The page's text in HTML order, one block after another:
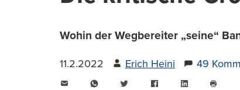
Wohin der Wegbereiter „seine“
11.2.2022 Erich Heini 49
WhatsAppTwitter FacebookLinkedIn